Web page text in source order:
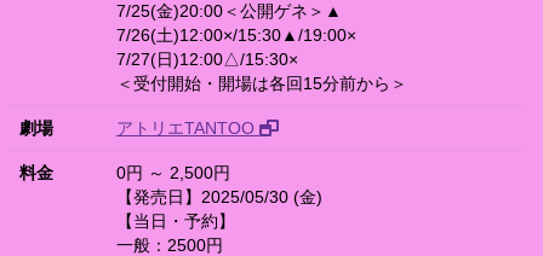
7/25(金)20:00＜公開ゲネ＞▲
7/26(土)12:00×/15:30▲/19:00×
7/27(日)12:00△/15:30×
＜受付開始・開場は各回15分前から＞
劇場 アトリエTANTOO
料金
0円 ～ 2,500円
【発売日】2025/05/30 (金)
【当日・予約】
一般：2500円